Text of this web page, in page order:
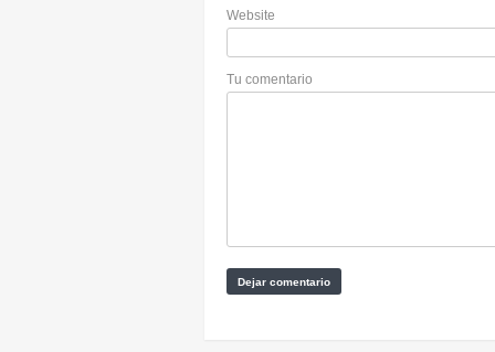
Website
Tu comentario